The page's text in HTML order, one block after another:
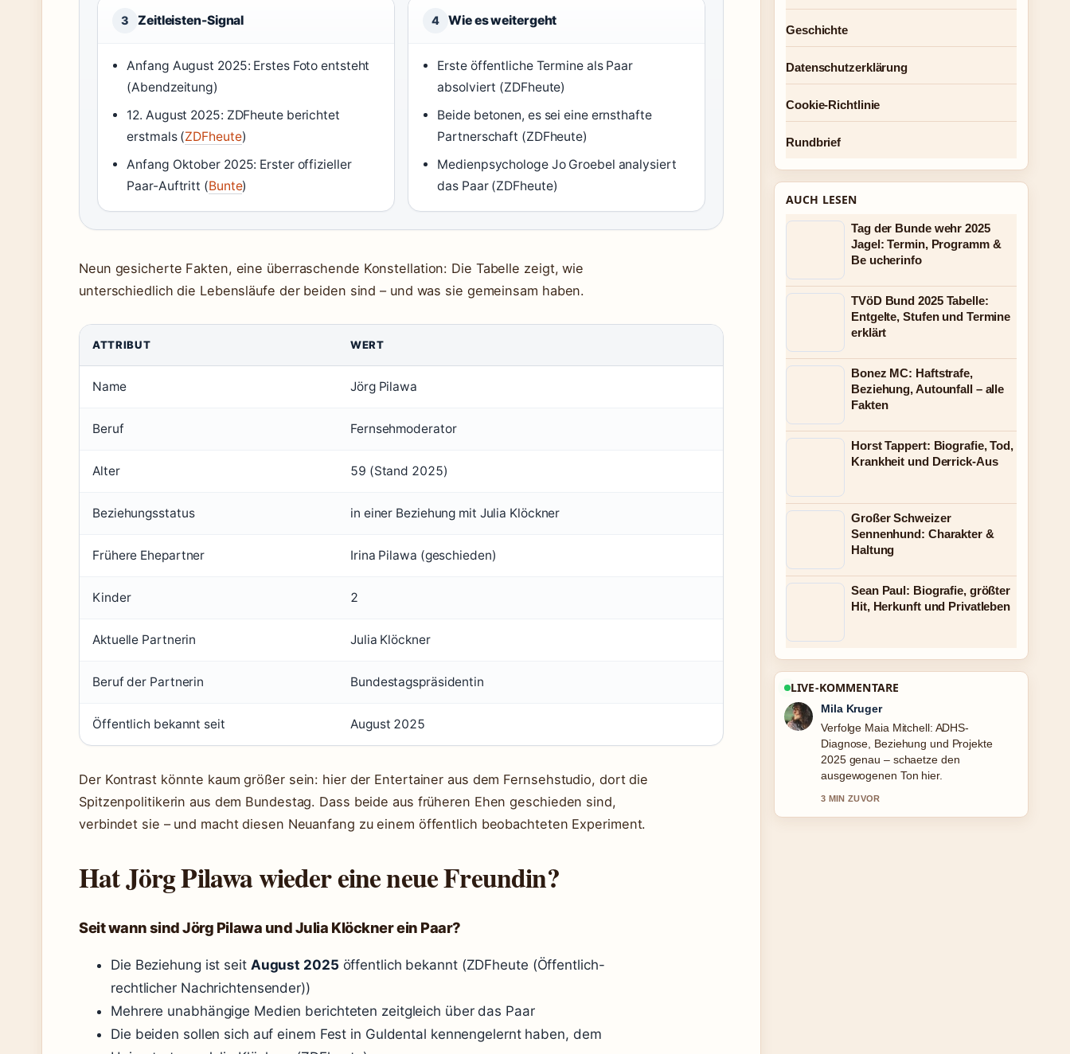
3 Zeitleisten-Signal
Anfang August 2025: Erstes Foto entsteht
(Abendzeitung)
12. August 2025: ZDFheute berichtet
erstmals (ZDFheute)
Anfang Oktober 2025: Erster offizieller
Paar-Auftritt (Bunte)
4 Wie es weitergeht
Erste öffentliche Termine als Paar
absolviert (ZDFheute)
Beide betonen, es sei eine ernsthafte
Partnerschaft (ZDFheute)
Medienpsychologe Jo Groebel analysiert
das Paar (ZDFheute)
Neun gesicherte Fakten, eine überraschende Konstellation: Die Tabelle zeigt, wie
unterschiedlich die Lebensläufe der beiden sind – und was sie gemeinsam haben.
ATTRIBUT WERT
Name Jörg Pilawa
Beruf Fernsehmoderator
Alter 59 (Stand 2025)
Beziehungsstatus in einer Beziehung mit Julia Klöckner
Frühere Ehepartner Irina Pilawa (geschieden)
Kinder 2
Aktuelle Partnerin Julia Klöckner
Beruf der Partnerin Bundestagspräsidentin
Öffentlich bekannt seit August 2025
Der Kontrast könnte kaum größer sein: hier der Entertainer aus dem Fernsehstudio, dort die
Spitzenpolitikerin aus dem Bundestag. Dass beide aus früheren Ehen geschieden sind,
verbindet sie – und macht diesen Neuanfang zu einem öffentlich beobachteten Experiment.
Hat Jörg Pilawa wieder eine neue Freundin?
Seit wann sind Jörg Pilawa und Julia Klöckner ein Paar?
Die Beziehung ist seit August 2025 öffentlich bekannt (ZDFheute (Öffentlich-
rechtlicher Nachrichtensender))
Mehrere unabhängige Medien berichteten zeitgleich über das Paar
Die beiden sollen sich auf einem Fest in Guldental kennengelernt haben, dem
Geschichte
Datenschutzerklärung
Cookie-Richtlinie
Rundbrief
AUCH LESEN
Tag der Bunde wehr 2025
Jagel: Termin, Programm &
Be ucherinfo
TVöD Bund 2025 Tabelle:
Entgelte, Stufen und Termine
erklärt
Bonez MC: Haftstrafe,
Beziehung, Autounfall – alle
Fakten
Horst Tappert: Biografie, Tod,
Krankheit und Derrick-Aus
Großer Schweizer
Sennenhund: Charakter &
Haltung
Sean Paul: Biografie, größter
Hit, Herkunft und Privatleben
LIVE-KOMMENTARE
Mila Kruger
Verfolge Maia Mitchell: ADHS-
Diagnose, Beziehung und Projekte
2025 genau – schaetze den
ausgewogenen Ton hier.
3 MIN ZUVOR